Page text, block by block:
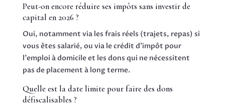
Peut-on encore réduire ses impôts sans investir de
capital en 2026 ?
Oui, notamment via les frais réels (trajets, repas) si
vous êtes salarié, ou via le crédit d'impôt pour
l'emploi à domicile et les dons qui ne nécessitent
pas de placement à long terme.
Quelle est la date limite pour faire des dons
défiscalisables ?